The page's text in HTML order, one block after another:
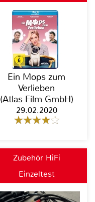
Ein Mops zum
Verlieben
(Atlas Film GmbH)
29.02.2020
Zubehör HiFi
Einzeltest